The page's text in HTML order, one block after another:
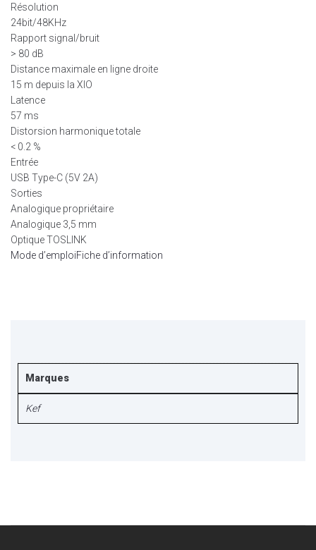
Résolution
24bit/48KHz
Rapport signal/bruit
> 80 dB
Distance maximale en ligne droite
15 m depuis la XIO
Latence
57 ms
Distorsion harmonique totale
< 0.2 %
Entrée
USB Type-C (5V 2A)
Sorties
Analogique propriétaire
Analogique 3,5 mm
Optique TOSLINK
Mode d’emploiFiche d’information
Marques
Kef